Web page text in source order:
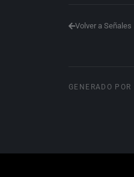
Volver a Señales
GENERADO POR